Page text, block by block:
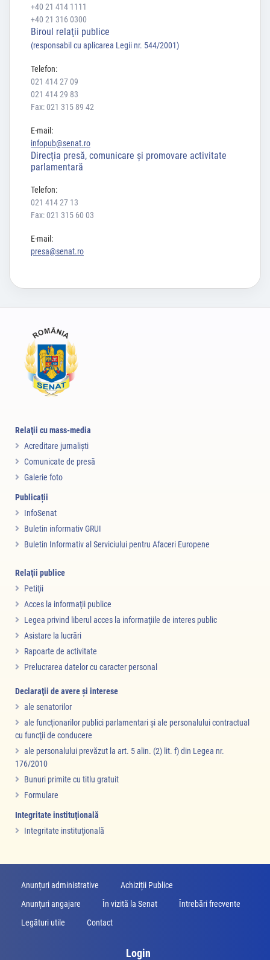
+40 21 414 1111
+40 21 316 0300
Biroul relaţii publice
(responsabil cu aplicarea Legii nr. 544/2001)
Telefon:
021 414 27 09
021 414 29 83
Fax: 021 315 89 42
E-mail:
infopub@senat.ro
Direcția presă, comunicare și promovare activitate
parlamentară
Telefon:
021 414 27 13
Fax: 021 315 60 03
E-mail:
presa@senat.ro
Relaţii cu mass-media
Acreditare jurnalişti
Comunicate de presă
Galerie foto
Publicații
InfoSenat
Buletin informativ GRUI
Buletin Informativ al Serviciului pentru Afaceri Europene
Relaţii publice
Petiţii
Acces la informaţii publice
Legea privind liberul acces la informaţiile de interes public
Asistare la lucrări
Rapoarte de activitate
Prelucrarea datelor cu caracter personal
Declaraţii de avere şi interese
ale senatorilor
ale funcţionarilor publici parlamentari şi ale personalului contractual
cu funcţii de conducere
ale personalului prevăzut la art. 5 alin. (2) lit. f) din Legea nr.
176/2010
Bunuri primite cu titlu gratuit
Formulare
Integritate instituţională
Integritate instituţională
Anunțuri administrative
Achiziții Publice
Anunţuri angajare
În vizită la Senat
Întrebări frecvente
Legături utile
Contact
Login